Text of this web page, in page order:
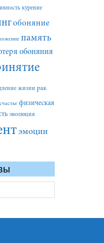
курение
обоняние
память
обоняния
жизни рак
счастье физическая
эволюция
эмоции